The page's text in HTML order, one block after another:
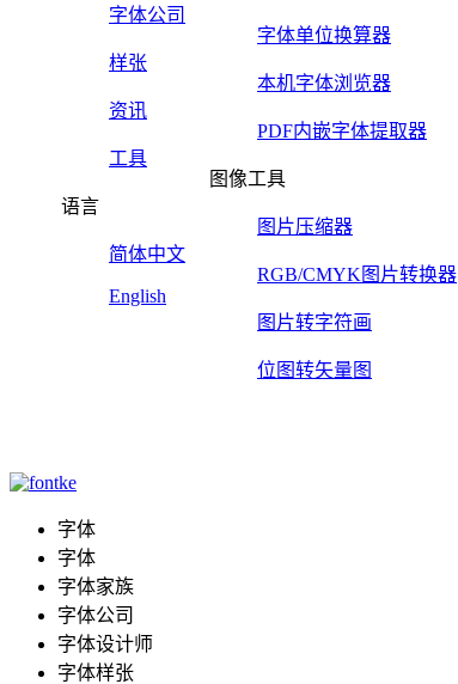
字体公司
样张
资讯
工具
语言
简体中文
English
字体单位换算器
本机字体浏览器
PDF内嵌字体提取器
图像工具
图片压缩器
RGB/CMYK图片转换器
图片转字符画
位图转矢量图
字体
字体
字体家族
字体公司
字体设计师
字体样张